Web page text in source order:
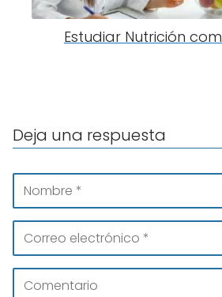
Estudiar Nutrición
Deja una respuesta